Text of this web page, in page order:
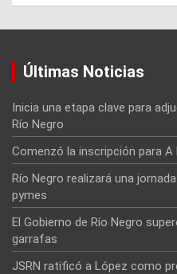
Últimas Noticias
Inicia una etapa clave para
Río Negro
Comenzó la inscripción para A
Río Negro realizará una
pymes
El Gobierno de Río Negro
garrafas
JSRN ratificó a López como